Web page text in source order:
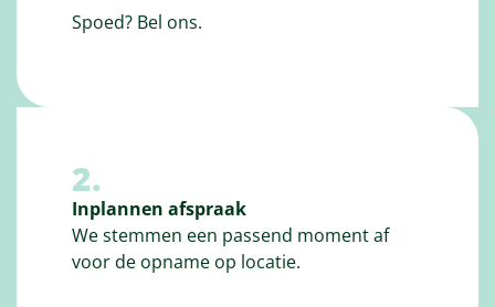
Spoed? Bel ons.
2.
Inplannen afspraak
We stemmen een passend moment af
voor de opname op locatie.